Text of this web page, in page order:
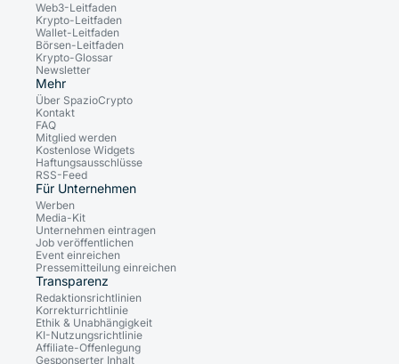
Web3-Leitfaden
Krypto-Leitfaden
Wallet-Leitfaden
Börsen-Leitfaden
Krypto-Glossar
Newsletter
Mehr
Über SpazioCrypto
Kontakt
FAQ
Mitglied werden
Kostenlose Widgets
Haftungsausschlüsse
RSS-Feed
Für Unternehmen
Werben
Media-Kit
Unternehmen eintragen
Job veröffentlichen
Event einreichen
Pressemitteilung einreichen
Transparenz
Redaktionsrichtlinien
Korrekturrichtlinie
Ethik & Unabhängigkeit
KI-Nutzungsrichtlinie
Affiliate-Offenlegung
Gesponserter Inhalt